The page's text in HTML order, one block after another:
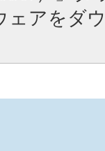
ェアをダ